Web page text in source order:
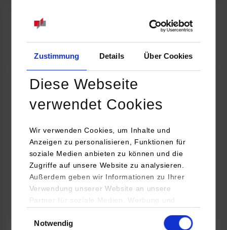
Zustimmung Details Über Cookies
Diese Webseite
verwendet Cookies
Wir verwenden Cookies, um Inhalte und
Anzeigen zu personalisieren, Funktionen für
soziale Medien anbieten zu können und die
Zugriffe auf unsere Website zu analysieren.
Außerdem geben wir Informationen zu Ihrer
Verwendung unserer Website an unsere
Partner für soziale Medien, Werbung und
YouTube, Google Maps) führen diese
Notwendig
Online INDIS-Infoveranstaltung für Studierende
Zum Event
Technologietag: Clean Urban Transportation –
nachhaltige Mobilität im (sub)urbanen Umfeld
16.09.2026 - 17.09.2026
Im Mittelpunkt stehen elektrische Antriebe, moderne
Batterietechnologien und innovative Fahrzeugkonzepte für
nachhaltige Mobilität in Stadt und…